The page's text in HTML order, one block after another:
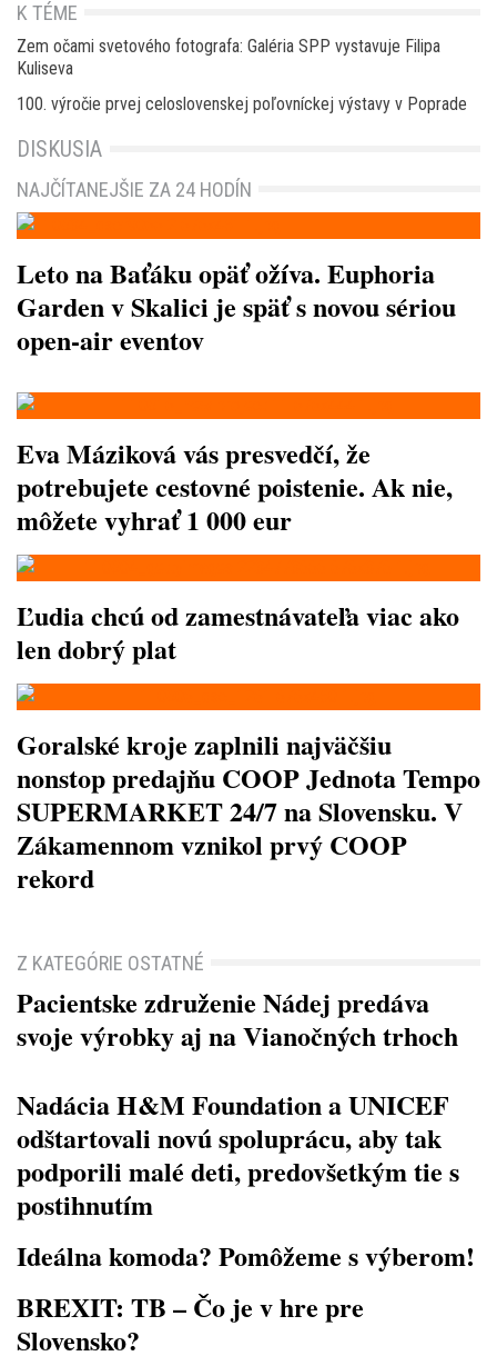
K TÉME
Zem očami svetového fotografa: Galéria SPP vystavuje Filipa
Kuliseva
100. výročie prvej celoslovenskej poľovníckej výstavy v Poprade
DISKUSIA
NAJČÍTANEJŠIE ZA 24 HODÍN
Leto na Baťáku opäť ožíva. Euphoria
Garden v Skalici je späť s novou sériou
open-air eventov
Eva Máziková vás presvedčí, že
potrebujete cestovné poistenie. Ak nie,
môžete vyhrať 1 000 eur
Ľudia chcú od zamestnávateľa viac ako
len dobrý plat
Goralské kroje zaplnili najväčšiu
nonstop predajňu COOP Jednota Tempo
SUPERMARKET 24/7 na Slovensku. V
Zákamennom vznikol prvý COOP
rekord
Z KATEGÓRIE OSTATNÉ
Pacientske združenie Nádej predáva
svoje výrobky aj na Vianočných trhoch
Nadácia H&M Foundation a UNICEF
odštartovali novú spoluprácu, aby tak
podporili malé deti, predovšetkým tie s
postihnutím
Ideálna komoda? Pomôžeme s výberom!
BREXIT: TB – Čo je v hre pre
Slovensko?